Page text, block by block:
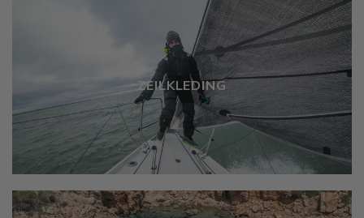
ZEILKLEDING